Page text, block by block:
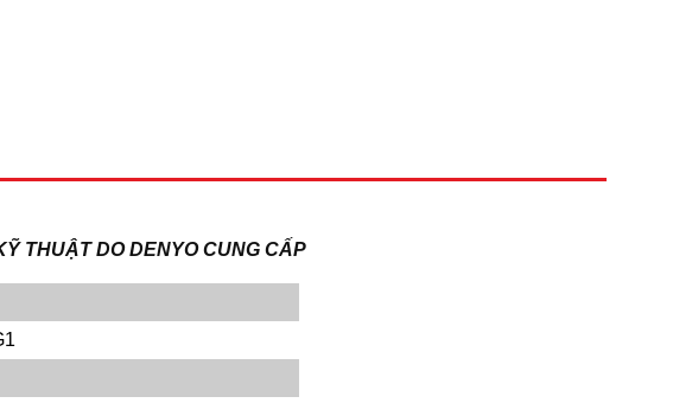
THUẬT DO DENYO CUNG CẤP